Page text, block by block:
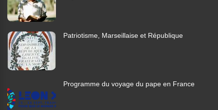
Patriotisme, Marseillaise et République
Programme du voyage du pape en France